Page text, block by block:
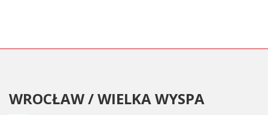
WROCŁAW / WIELKA WYSPA